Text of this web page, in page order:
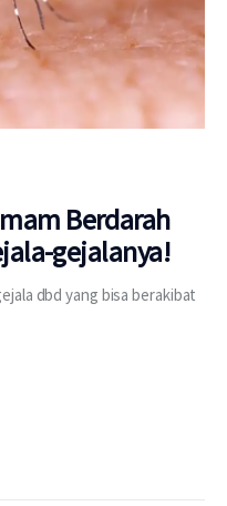
Berdarah
gejalanya!
dbd yang bisa berakibat